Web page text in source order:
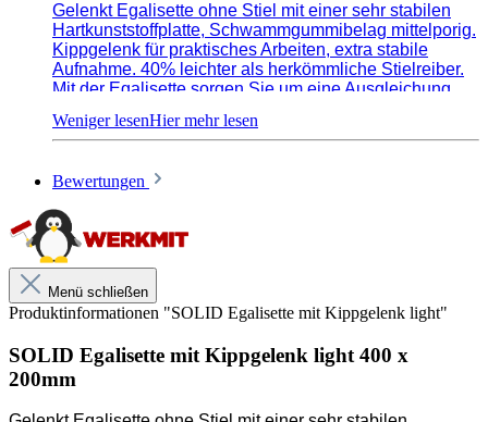
Gelenkt Egalisette ohne Stiel mit einer sehr stabilen
Hartkunststoffplatte, Schwammgummibelag mittelporig.
Kippgelenk für praktisches Arbeiten, extra stabile
Aufnahme. 40% leichter als herkömmliche Stielreiber.
Mit der Egalisette sorgen Sie um eine Ausgleichung
größeren zeitsparenden Aktionsradius beim Glätten.
40% leichter als Alu - Reibbretter
Kompatibel mit SOLID Teleskopstielen
Schwammgummibelag mittelporig
Stabile Hartkunststoffplatte
Bewertungen
Menü schließen
Produktinformationen "SOLID Egalisette mit Kippgelenk light"
SOLID Egalisette mit Kippgelenk light 400 x
200mm